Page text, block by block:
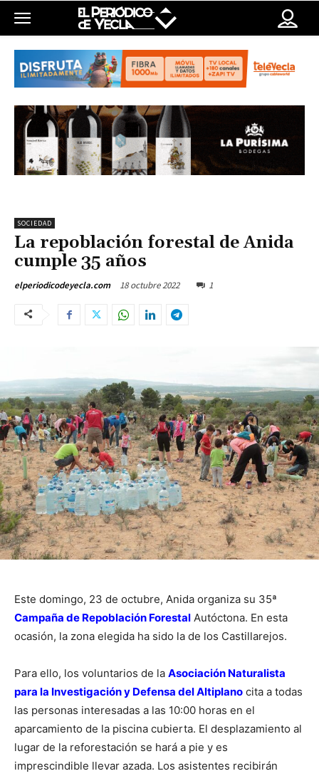
SOCIEDAD
La repoblación forestal de Anida
cumple 35 años
elperiodicodeyecla.com 18 octubre 2022 1
Este domingo, 23 de octubre, Anida organiza su 35ª
Campaña de Repoblación Forestal Autóctona. En esta
ocasión, la zona elegida ha sido la de los Castillarejos.
Para ello, los voluntarios de la Asociación Naturalista
para la Investigación y Defensa del Altiplano cita a todas
las personas interesadas a las 10:00 horas en el
aparcamiento de la piscina cubierta. El desplazamiento al
lugar de la reforestación se hará a pie y es
imprescindible llevar azada. Los asistentes recibirán